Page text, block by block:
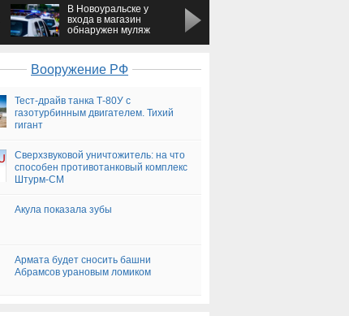
В Новоуральске у
входа в магазин
обнаружен муляж
Вооружение РФ
Тест-драйв танка Т-80У с
газотурбинным двигателем. Тихий
гигант
Сверхзвуковой уничтожитель: на что
способен противотанковый комплекс
Штурм-СМ
Акула показала зубы
Армата будет сносить башни
Абрамсов урановым ломиком